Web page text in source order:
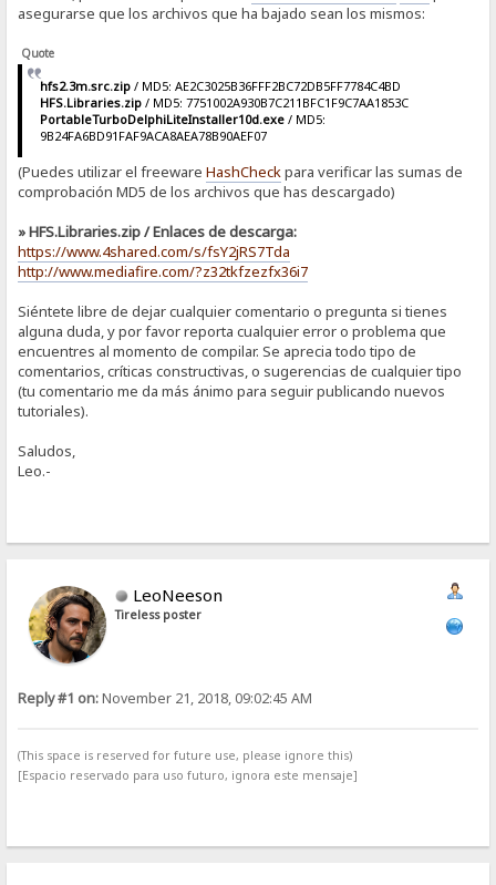
asegurarse que los archivos que ha bajado sean los mismos:
Quote
hfs2.3m.src.zip/ MD5: AE2C3025B36FFF2BC72DB5FF7784C4BD
HFS.Libraries.zip/ MD5: 7751002A930B7C211BFC1F9C7AA1853C
PortableTurboDelphiLiteInstaller10d.exe/ MD5:
9B24FA6BD91FAF9ACA8AEA78B90AEF07
(Puedes utilizar el freewareHashCheckpara verificar las sumas de
comprobación MD5 de los archivos que has descargado)
» HFS.Libraries.zip / Enlaces de descarga:
https://www.4shared.com/s/fsY2jRS7Tda
http://www.mediafire.com/?z32tkfzezfx36i7
Siéntete libre de dejar cualquier comentario o pregunta si tienes
alguna duda, y por favor reporta cualquier error o problema que
encuentres al momento de compilar. Se aprecia todo tipo de
comentarios, críticas constructivas, o sugerencias de cualquier tipo
(tu comentario me da más ánimo para seguir publicando nuevos
tutoriales).
Saludos,
Leo.-
LeoNeeson
Tireless poster
Reply #1 on:November 21, 2018, 09:02:45 AM
(This space is reserved for future use, please ignore this)
[Espacio reservado para uso futuro, ignora este mensaje]